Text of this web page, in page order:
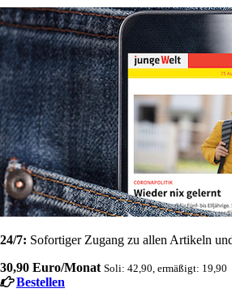
24/7: Sofortiger Zugang zu allen Artikeln
30,90 Euro/Monat Soli: 42,90, ermäßigt: 19,90
Bestellen